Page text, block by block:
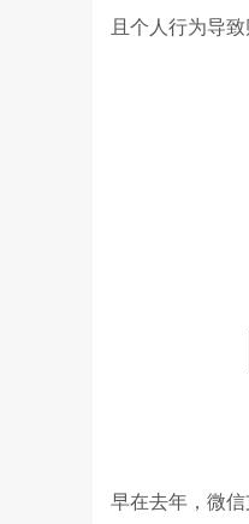
且个人行为导
早在去年，微